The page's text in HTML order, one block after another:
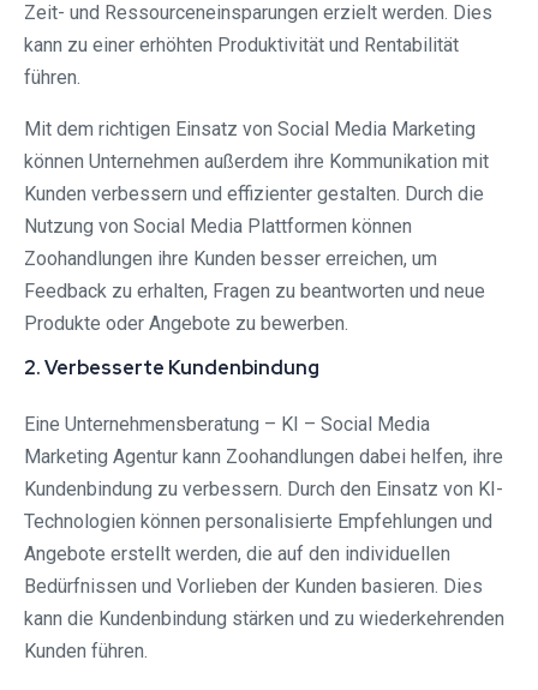
Zeit- und Ressourceneinsparungen erzielt werden. Dies
kann zu einer erhöhten Produktivität und Rentabilität
führen.
Mit dem richtigen Einsatz von Social Media Marketing
können Unternehmen außerdem ihre Kommunikation mit
Kunden verbessern und effizienter gestalten. Durch die
Nutzung von Social Media Plattformen können
Zoohandlungen ihre Kunden besser erreichen, um
Feedback zu erhalten, Fragen zu beantworten und neue
Produkte oder Angebote zu bewerben.
2. Verbesserte Kundenbindung
Eine Unternehmensberatung – KI – Social Media
Marketing Agentur kann Zoohandlungen dabei helfen, ihre
Kundenbindung zu verbessern. Durch den Einsatz von KI-
Technologien können personalisierte Empfehlungen und
Angebote erstellt werden, die auf den individuellen
Bedürfnissen und Vorlieben der Kunden basieren. Dies
kann die Kundenbindung stärken und zu wiederkehrenden
Kunden führen.